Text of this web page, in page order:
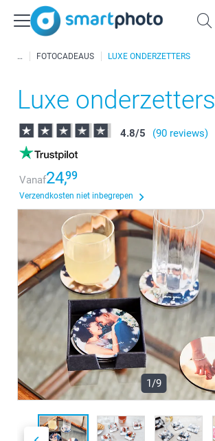
FOTOCADEAUS LUXE ONDERZETTERS
Luxe onderzetters
4.8/5 (90 reviews)
Vanaf24,99
Verzendkosten niet inbegrepen
1/9